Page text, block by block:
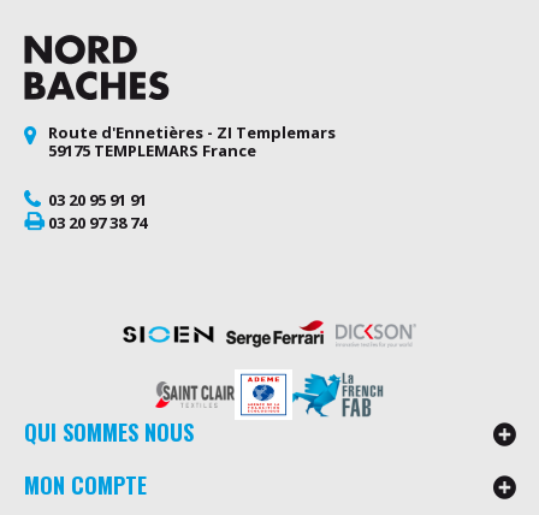
Route d'Ennetières - ZI Templemars
59175 TEMPLEMARS France
03 20 95 91 91
03 20 97 38 74
QUI SOMMES NOUS
MON COMPTE